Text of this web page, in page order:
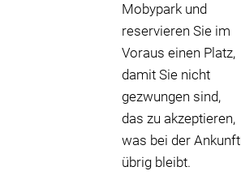
Mobypark und
reservieren Sie im
Voraus einen Platz,
damit Sie nicht
gezwungen sind,
das zu akzeptieren,
was bei der Ankunft
übrig bleibt.